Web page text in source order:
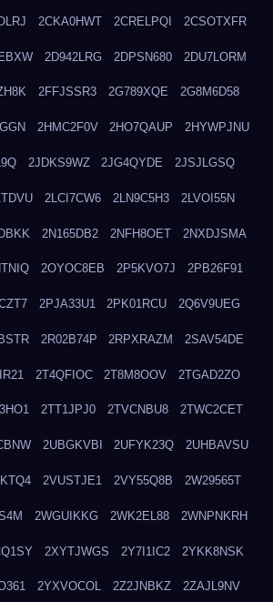
2CKA0HWT 2CRELPQI 2CSOTXFR
2D942LRG 2DPSN680 2DU7LORM
2FFJSSR3 2G789XQE 2G8M6D58
2HMC2F0V 2HO7QAUP 2HYWPJNU
2JDKS9WZ 2JG4QYDE 2JSJLGSQ
2LCI7CW6 2LN9C5H3 2LVOI55N
2N165DB2 2NFH8OET 2NXDJSMA
2OYOC8EB 2P5KVO7J 2PB26F91
2PJA33U1 2PK01RCU 2Q6V9UEG
2R02B74P 2RPXRAZM 2SAV54DE
2T4QFIOC 2T8M8OOV 2TGAD2ZO
2TT1JPJ0 2TVCNBU8 2TWC2CET
2UBGKVBI 2UFYK23Q 2UHBAVSU
2VUSTJE1 2VY55Q8B 2W29565T
2WGUIKKG 2WK2EL88 2WNPNKRH
2XYTJWGS 2Y7I1IC2 2YKK8NSK
2YXVOCOL 2Z2JNBKZ 2ZAJL9NV